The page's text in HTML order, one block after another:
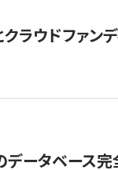
クラウドファン
ータベース完